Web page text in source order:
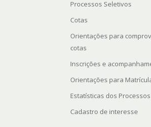
Processos Seletivos
Cotas
Orientações para
cotas
Inscrições e
Orientações para
Estatísticas dos
Cadastro de interesse